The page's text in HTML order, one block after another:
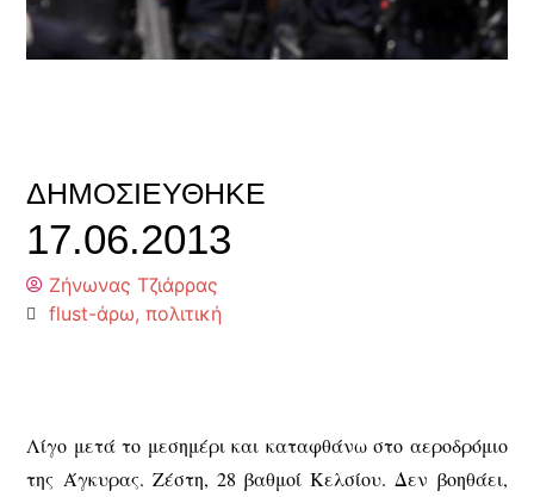
ΔΗΜΟΣΙΕΎΘΗΚΕ
17.06.2013
Ζήνωνας Τζιάρρας
flust-άρω,πολιτική
Λίγο μετά το μεσημέρι και καταφθάνω στο αεροδρόμιο
της Άγκυρας. Ζέστη, 28 βαθμοί Κελσίου. Δεν βοηθάει,